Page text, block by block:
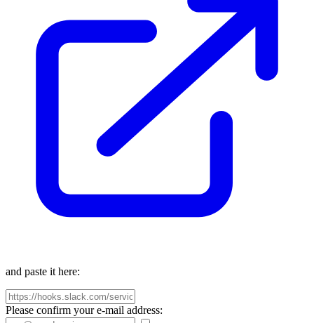
and paste it here:
Please confirm your e-mail address: